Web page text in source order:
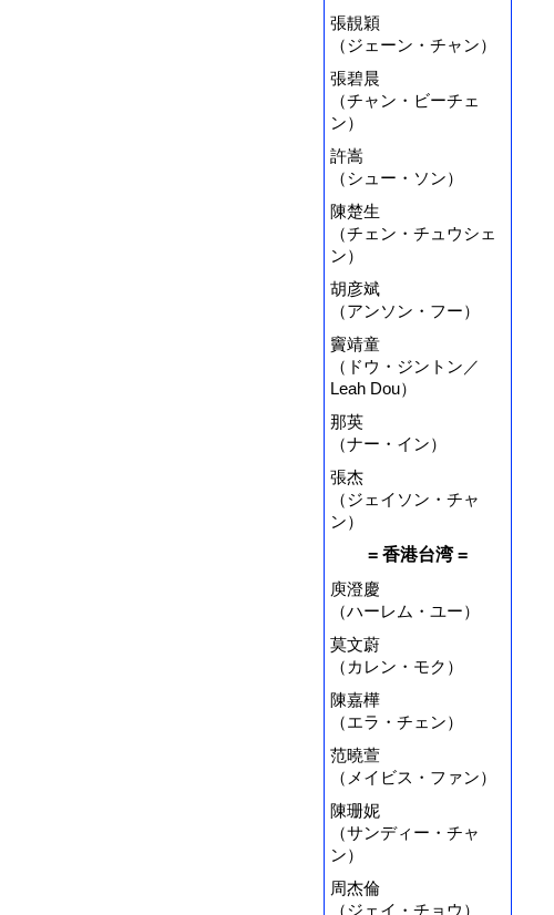
張靚穎
（ジェーン・チャン）
張碧晨
（チャン・ビーチェ
ン）
許嵩
（シュー・ソン）
陳楚生
（チェン・チュウシェ
ン）
胡彦斌
（アンソン・フー）
竇靖童
（ドウ・ジントン／
Leah Dou）
那英
（ナー・イン）
張杰
（ジェイソン・チャ
ン）
= 香港台湾 =
庾澄慶
（ハーレム・ユー）
莫文蔚
（カレン・モク）
陳嘉樺
（エラ・チェン）
范曉萱
（メイビス・ファン）
陳珊妮
（サンディー・チャ
ン）
周杰倫
（ジェイ・チョウ）